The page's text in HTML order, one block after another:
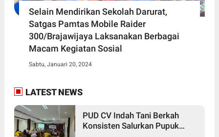
Selain Mendirikan Sekolah Darurat,
Satgas Pamtas Mobile Raider
300/Brajawijaya Laksanakan Berbagai
Macam Kegiatan Sosial
Sabtu, Januari 20, 2024
LATEST NEWS
PUD CV Indah Tani Berkah
Konsisten Salurkan Pupuk